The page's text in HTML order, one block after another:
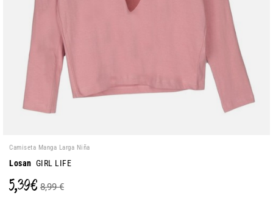
Camiseta Manga Larga Niña
Losan GIRL LIFE
5,39 € 8,99 €